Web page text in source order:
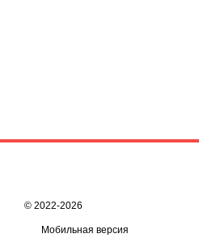
© 2022-2026
Мобильная версия